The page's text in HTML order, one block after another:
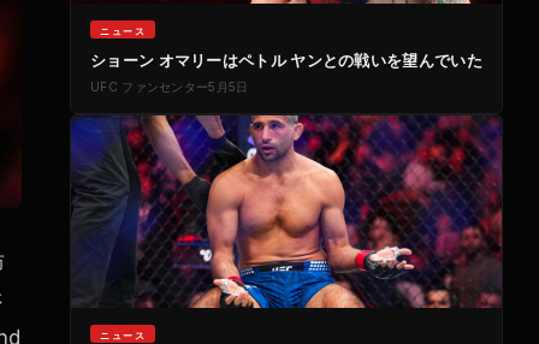
ニュース
ショーン オマリーはペトル ヤンとの戦いを望んでいた
UFC ファンセンター5月5日
ニュース